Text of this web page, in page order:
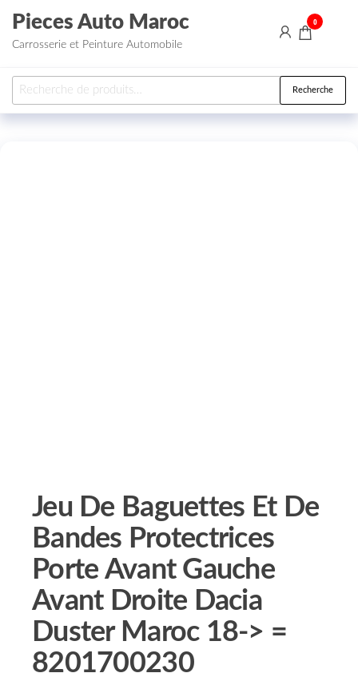
Aller au contenu
Pieces Auto Maroc
Carrosserie et Peinture Automobile
0
Recherche pour : Recherche
Jeu De Baguettes Et De
Bandes Protectrices
Porte Avant Gauche
Avant Droite Dacia
Duster Maroc 18-> =
8201700230